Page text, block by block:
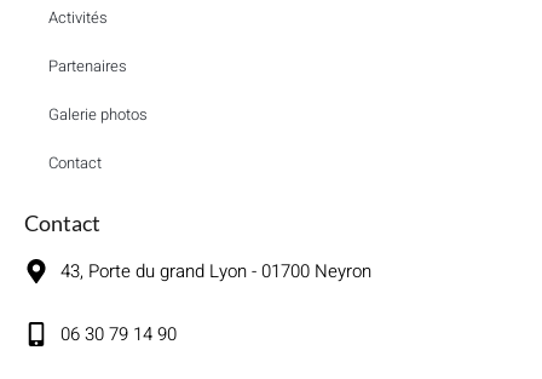
Activités
Partenaires
Galerie photos
Contact
Contact
43, Porte du grand Lyon - 01700 Neyron
06 30 79 14 90